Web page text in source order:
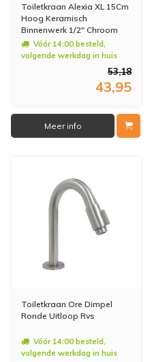
Toiletkraan Alexia XL 15Cm
Hoog Keramisch
Binnenwerk 1/2" Chroom
Vóór 14:00 besteld,
volgende werkdag in huis
53,18
43,95
Meer info
Toiletkraan Ore Dimpel
Ronde Uitloop Rvs
Vóór 14:00 besteld,
volgende werkdag in huis